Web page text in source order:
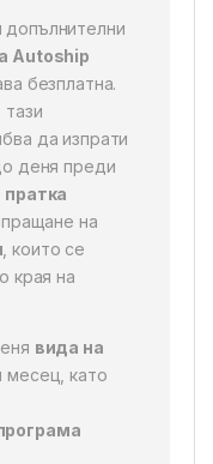
Autoship
безплатна.
да изпрати
деня преди
пратка
на
, които се
края на
вида на
месец, като